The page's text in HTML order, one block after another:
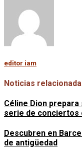
editor iam
Noticias
Céline Dion
serie de conciertos
Descubren en
de antigüedad